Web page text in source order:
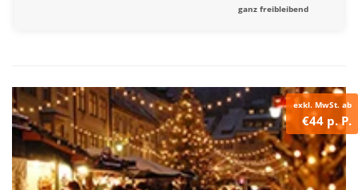
ganz freibleibend
exkl. MwSt. ab
€44 p. P.